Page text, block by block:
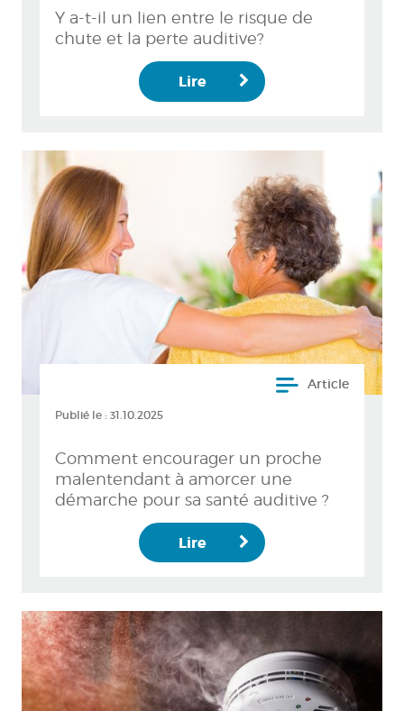
Y a-t-il un lien entre le risque de
chute et la perte auditive?
Lire
Article
Publié le : 31.10.2025
Comment encourager un proche
malentendant à amorcer une
démarche pour sa santé auditive ?
Lire